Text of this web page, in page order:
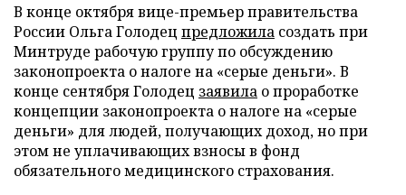
В конце октября вице-премьер правительства
России Ольга Голодец предложила создать при
Минтруде рабочую группу по обсуждению
законопроекта о налоге на «серые деньги». В
конце сентября Голодец заявила о проработке
концепции законопроекта о налоге на «серые
деньги» для людей, получающих доход, но при
этом не уплачивающих взносы в фонд
обязательного медицинского страхования.